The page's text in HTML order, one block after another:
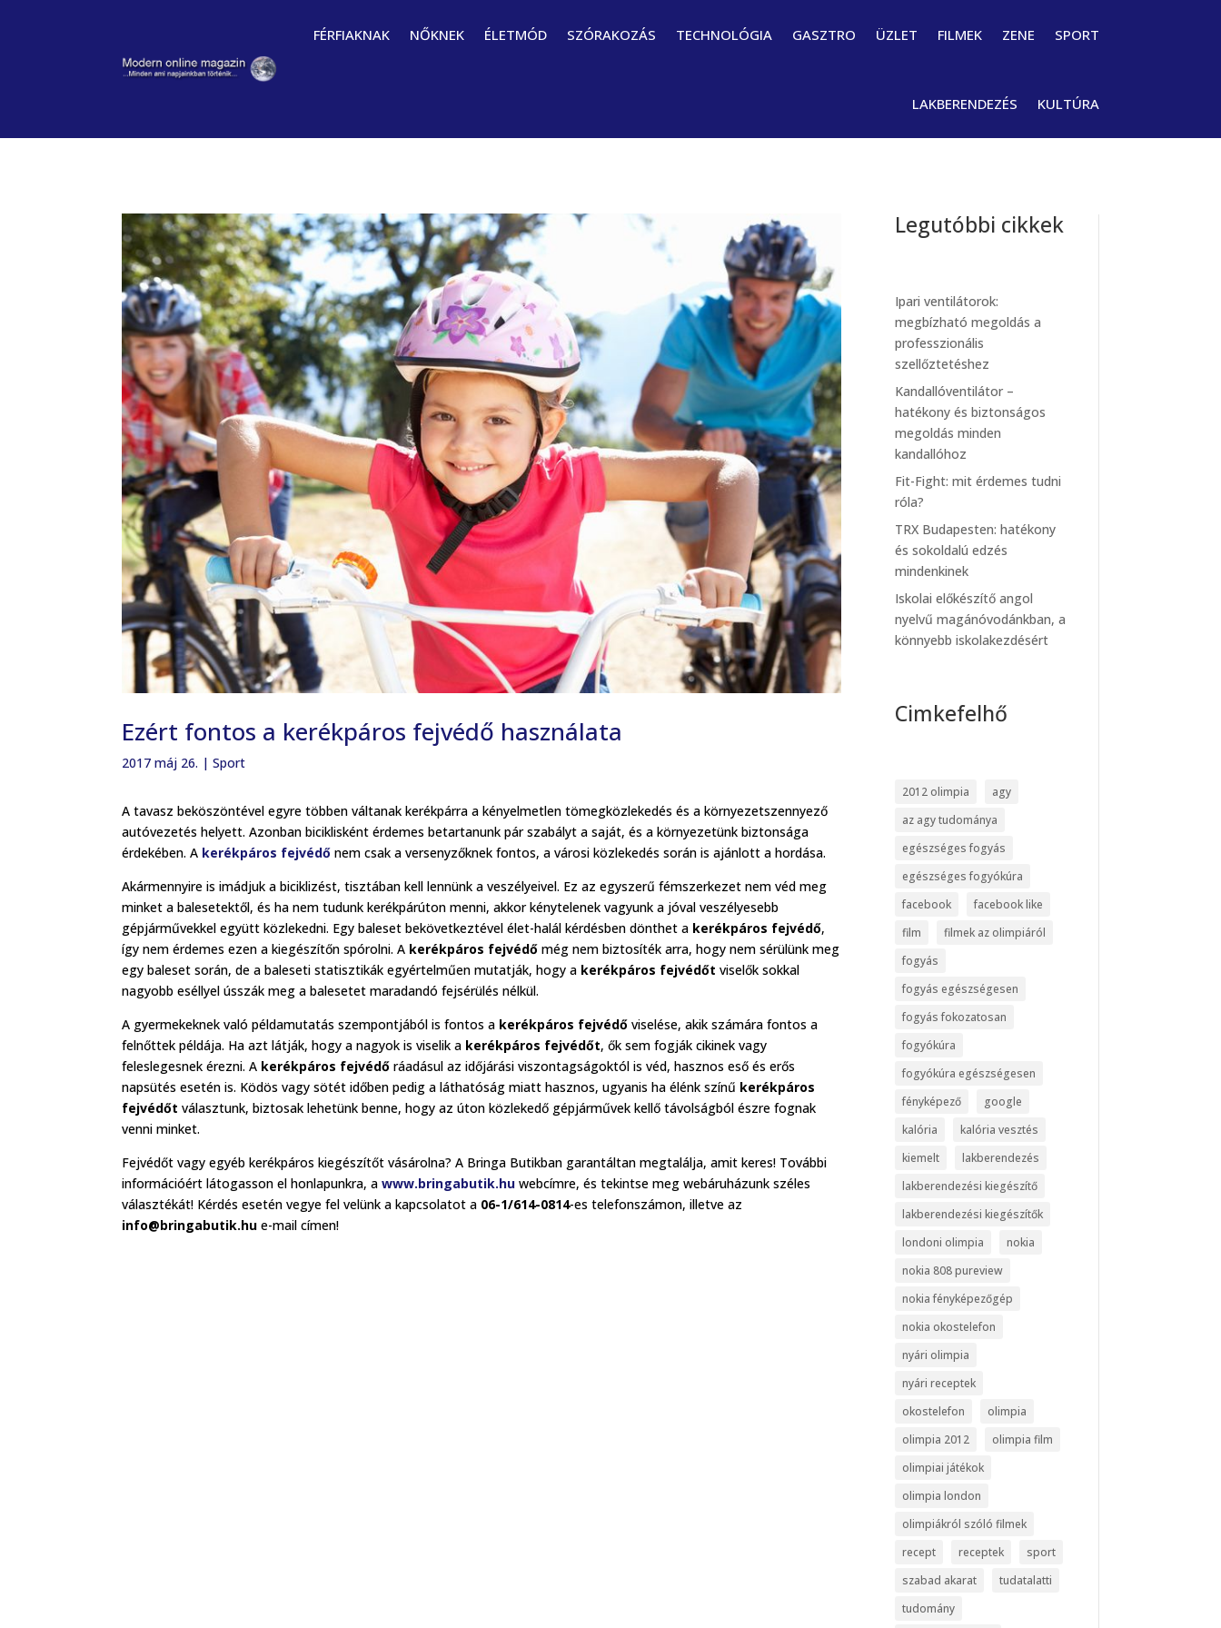
FÉRFIAKNAK NŐKNEK ÉLETMÓD SZÓRAKOZÁS TECHNOLÓGIA GASZTRO ÜZLET FILMEK ZENE SPORT
LAKBERENDEZÉS KULTÚRA
Ezért fontos a kerékpáros fejvédő használata
2017 máj 26. |Sport
A tavasz beköszöntével egyre többen váltanak kerékpárra a kényelmetlen tömegközlekedés és a környezetszennyező
autóvezetés helyett. Azonban biciklisként érdemes betartanunk pár szabályt a saját, és a környezetünk biztonsága
érdekében. A kerékpáros fejvédő nem csak a versenyzőknek fontos, a városi közlekedés során is ajánlott a hordása.
Akármennyire is imádjuk a biciklizést, tisztában kell lennünk a veszélyeivel. Ez az egyszerű fémszerkezet nem véd meg
minket a balesetektől, és ha nem tudunk kerékpárúton menni, akkor kénytelenek vagyunk a jóval veszélyesebb
gépjárművekkel együtt közlekedni. Egy baleset bekövetkeztével élet-halál kérdésben dönthet a kerékpáros fejvédő,
így nem érdemes ezen a kiegészítőn spórolni. A kerékpáros fejvédő még nem biztosíték arra, hogy nem sérülünk meg
egy baleset során, de a baleseti statisztikák egyértelműen mutatják, hogy a kerékpáros fejvédőt viselők sokkal
nagyobb eséllyel ússzák meg a balesetet maradandó fejsérülés nélkül.
A gyermekeknek való példamutatás szempontjából is fontos a kerékpáros fejvédő viselése, akik számára fontos a
felnőttek példája. Ha azt látják, hogy a nagyok is viselik a kerékpáros fejvédőt, ők sem fogják cikinek vagy
feleslegesnek érezni. A kerékpáros fejvédő ráadásul az időjárási viszontagságoktól is véd, hasznos eső és erős
napsütés esetén is. Ködös vagy sötét időben pedig a láthatóság miatt hasznos, ugyanis ha élénk színű kerékpáros
fejvédőt választunk, biztosak lehetünk benne, hogy az úton közlekedő gépjárművek kellő távolságból észre fognak
venni minket.
Fejvédőt vagy egyéb kerékpáros kiegészítőt vásárolna? A Bringa Butikban garantáltan megtalálja, amit keres! További
információért látogasson el honlapunkra, awww.bringabutik.hu webcímre, és tekintse meg webáruházunk széles
választékát! Kérdés esetén vegye fel velünk a kapcsolatot a 06-1/614-0814-es telefonszámon, illetve az
info@bringabutik.hu e-mail címen!
Legutóbbi cikkek
Ipari ventilátorok:
megbízható megoldás a
professzionális
szellőztetéshez
Kandallóventilátor –
hatékony és biztonságos
megoldás minden
kandallóhoz
Fit-Fight: mit érdemes tudni
róla?
TRX Budapesten: hatékony
és sokoldalú edzés
mindenkinek
Iskolai előkészítő angol
nyelvű magánóvodánkban, a
könnyebb iskolakezdésért
Cimkefelhő
2012 olimpia
agy
az agy tudománya
egészséges fogyás
egészséges fogyókúra
facebook
facebook like
film
filmek az olimpiáról
fogyás
fogyás egészségesen
fogyás fokozatosan
fogyókúra
fogyókúra egészségesen
fényképező
google
kalória
kalória vesztés
kiemelt
lakberendezés
lakberendezési kiegészítő
lakberendezési kiegészítők
londoni olimpia
nokia
nokia 808 pureview
nokia fényképezőgép
nokia okostelefon
nyári olimpia
nyári receptek
okostelefon
olimpia
olimpia 2012
olimpia film
olimpiai játékok
olimpia london
olimpiákról szóló filmek
recept
receptek
sport
szabad akarat
tudatalatti
tudomány